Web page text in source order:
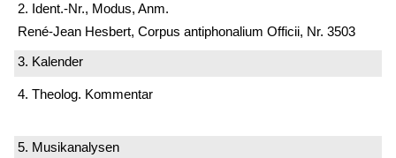
2. Ident.-Nr., Modus, Anm.
René-Jean Hesbert, Corpus antiphonalium Officii, Nr. 3503
3. Kalender
4. Theolog. Kommentar
5. Musikanalysen